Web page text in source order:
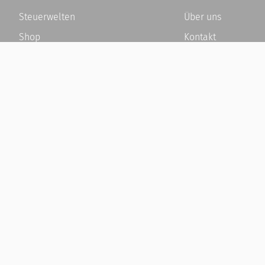
Steuerwelten
Shop
Über uns
Kontakt